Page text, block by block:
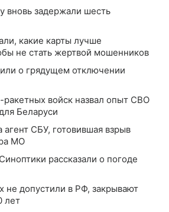
вновь задержали шесть
какие карты лучше
не стать жертвой мошенников
о грядущем отключении
ракетных войск назвал опыт СВО
Беларуси
СБУ, готовившая взрыв
МО
рассказали о погоде
не допустили в РФ, закрывают
лет